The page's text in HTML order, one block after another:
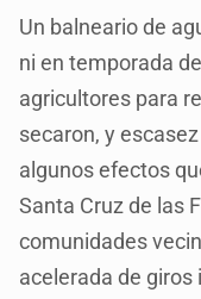
Un balneario de
ni en temporada
agricultores para
secaron, y
algunos efectos
Santa Cruz de las
comunidades
acelerada de